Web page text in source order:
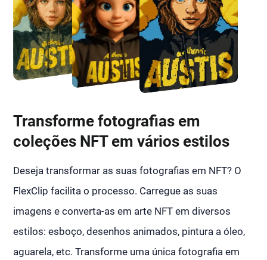
Transforme fotografias em
coleções NFT em vários estilos
Deseja transformar as suas fotografias em NFT? O
FlexClip facilita o processo. Carregue as suas
imagens e converta-as em arte NFT em diversos
estilos: esboço, desenhos animados, pintura a óleo,
aguarela, etc. Transforme uma única fotografia em